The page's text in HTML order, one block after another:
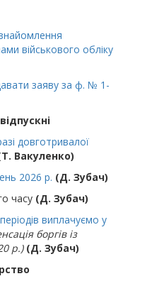
військового обліку
заяву за ф. № 1-
довготривалої
Вакуленко)
2026 р. (Д. Зубач)
часу (Д. Зубач)
виплачуємо у
боргів із
р.)(Д. Зубач)